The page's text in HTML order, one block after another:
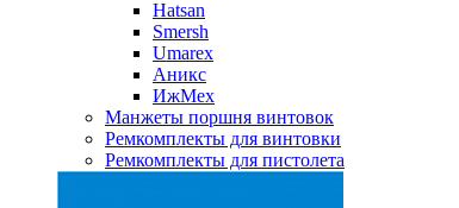
Hatsan
Smersh
Umarex
Аникс
ИжМех
Манжеты поршня винтовок
Ремкомплекты для винтовки
Ремкомплекты для пистолета